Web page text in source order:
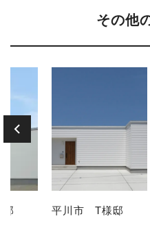
その他
平川市 T様邸